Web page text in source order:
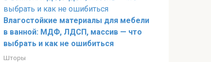
Влагостойкие материалы для мебели
в ванной: МДФ, ЛДСП, массив — что
выбрать и как не ошибиться
Шторы